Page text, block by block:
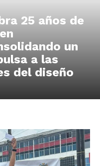
25 años de
un
a las
del diseño